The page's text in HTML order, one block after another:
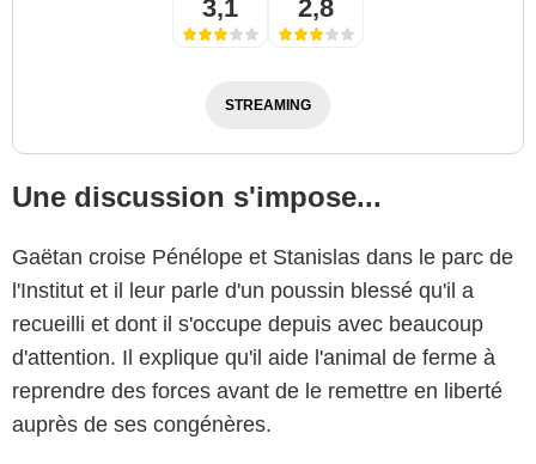
3,1 2,8
STREAMING
Une discussion s'impose...
Gaëtan croise Pénélope et Stanislas dans le parc de
l'Institut et il leur parle d'un poussin blessé qu'il a
recueilli et dont il s'occupe depuis avec beaucoup
d'attention. Il explique qu'il aide l'animal de ferme à
reprendre des forces avant de le remettre en liberté
auprès de ses congénères.